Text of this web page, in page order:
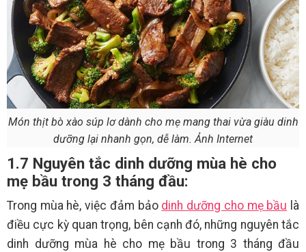
Món thịt bò xào súp lơ dành cho mẹ mang thai vừa giàu dinh
dưỡng lại nhanh gọn, dễ làm. Ảnh Internet
1.7 Nguyên tắc dinh dưỡng mùa hè cho
mẹ bầu trong 3 tháng đầu:
Trong mùa hè, việc đảm bảo dinh dưỡng cho mẹ bầu là
điều cực kỳ quan trọng, bên cạnh đó, những nguyên tắc
dinh dưỡng mùa hè cho mẹ bầu trong 3 tháng đầu